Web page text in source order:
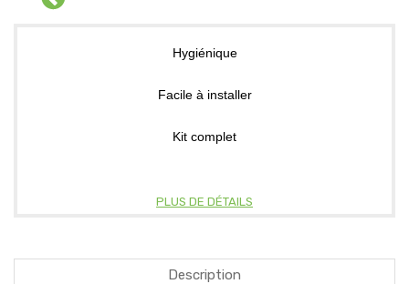
Hygiénique
Facile à installer
Kit complet
PLUS DE DÉTAILS
Description